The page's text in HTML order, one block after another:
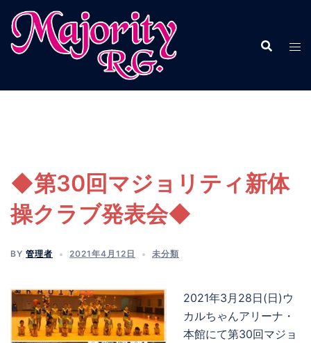
◆第30回マジョリティ新体
操クラブ発表会◆
BY 管理者 2021年4月12日 未分類
2021年3月28日(日)ウ
カルちゃんアリーナ・
本館にて第30回マジョ